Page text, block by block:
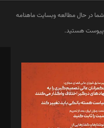
شما در حال مطالعه وبسایت ماهنامه
پیوست هستید.